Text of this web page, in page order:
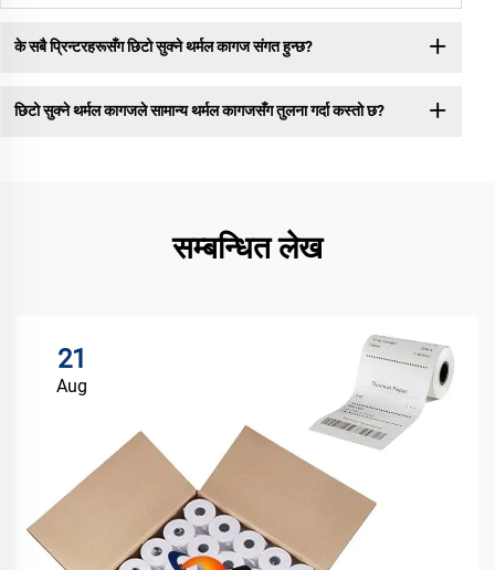
के सबै प्रिन्टरहरूसँग छिटो सुक्ने थर्मल कागज संगत हुन्छ?
छिटो सुक्ने थर्मल कागजले सामान्य थर्मल कागजसँग तुलना गर्दा कस्तो छ?
सम्बन्धित लेख
21
Aug